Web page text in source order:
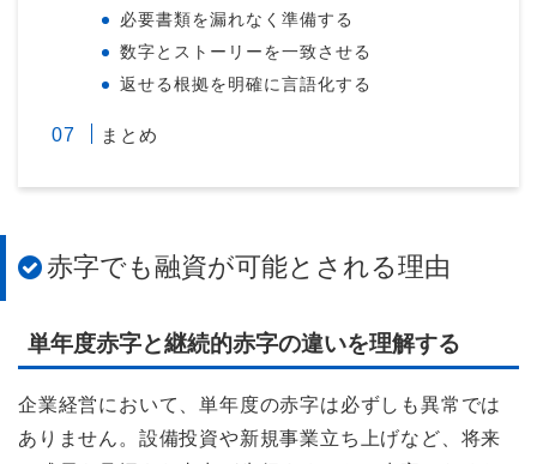
必要書類を漏れなく準備する
数字とストーリーを一致させる
返せる根拠を明確に言語化する
まとめ
赤字でも融資が可能とされる理由
単年度赤字と継続的赤字の違いを理解する
企業経営において、単年度の赤字は必ずしも異常では
ありません。設備投資や新規事業立ち上げなど、将来